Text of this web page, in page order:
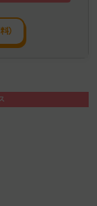
）